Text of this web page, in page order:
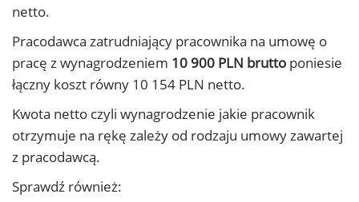
netto.
Pracodawca zatrudniający pracownika na umowę o
pracę z wynagrodzeniem 10 900 PLN brutto poniesie
łączny koszt równy 10 154 PLN netto.
Kwota netto czyli wynagrodzenie jakie pracownik
otrzymuje na rękę zależy od rodzaju umowy zawartej
z pracodawcą.
Sprawdź również: